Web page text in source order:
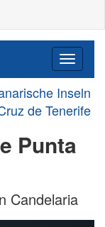
Inseln
de Tenerife
Punta
Candelaria